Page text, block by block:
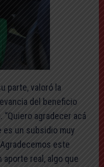
parte, valoró la
del beneficio
“Quiero agradecer acá
es un subsidio muy
este
real, algo que